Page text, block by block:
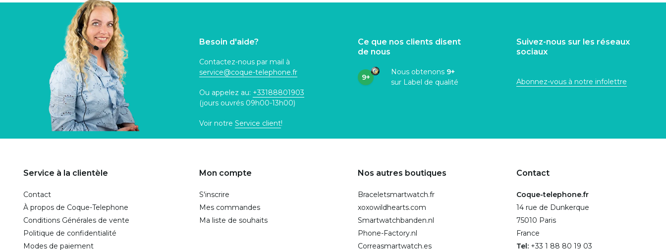
Besoin d'aide?
Contactez-nous par mail à
service@coque-telephone.fr
Ou appelez au: +33188801903
(jours ouvrés 09h00-13h00)
Voir notre Service client!
Ce que nos clients disent
de nous
9+
Nous obtenons 9+
sur Label de qualité
Suivez-nous sur les réseaux
sociaux
Abonnez-vous à notre infolettre
Service à la clientèle
Contact
À propos de Coque-Telephone
Conditions Générales de vente
Politique de confidentialité
Modes de paiement
Mon compte
S'inscrire
Mes commandes
Ma liste de souhaits
Nos autres boutiques
Braceletsmartwatch.fr
xoxowildhearts.com
Smartwatchbanden.nl
Phone-Factory.nl
Correasmartwatch.es
Contact
Coque-telephone.fr
14 rue de Dunkerque
75010 Paris
France
Tel: +33 1 88 80 19 03